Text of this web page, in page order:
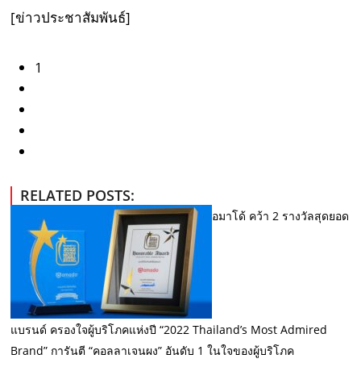
[ข่าวประชาสัมพันธ์]
1
RELATED POSTS:
อมาโด้ คว้า 2 รางวัลสุดยอด
แบรนด์ ครองใจผู้บริโภคแห่งปี “2022 Thailand’s Most Admired
Brand” การันตี “คอลลาเจนผง” อันดับ 1 ในใจของผู้บริโภค